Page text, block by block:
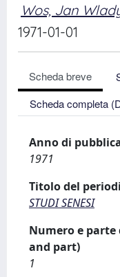
Wos, Jan
1971-01-01
Scheda breve
Scheda completa
Anno di
1971
Titolo del
STUDI SENESI
Numero e parte
and part)
1